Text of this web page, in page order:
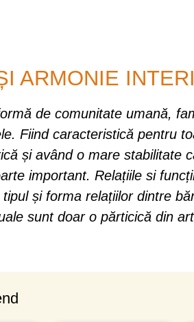
ARMONIE
de comunitate umană,
Fiind caracteristică pentru
și având o mare stabilitate
important. Relațiile si
și forma relațiilor dintre
sunt doar o părticică din